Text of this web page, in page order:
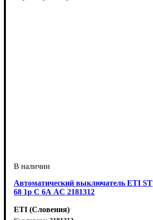
Автоматический выключатель ETI ST
68 1p C 6А AC 2181312
ETI (Словения)